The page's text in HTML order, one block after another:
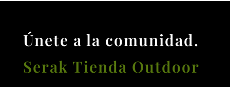
Únete a la comunidad.
Serak Tienda Outdoor